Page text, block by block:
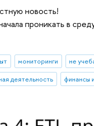
новость!
проникать в
мониторинги не
деятельность финансы